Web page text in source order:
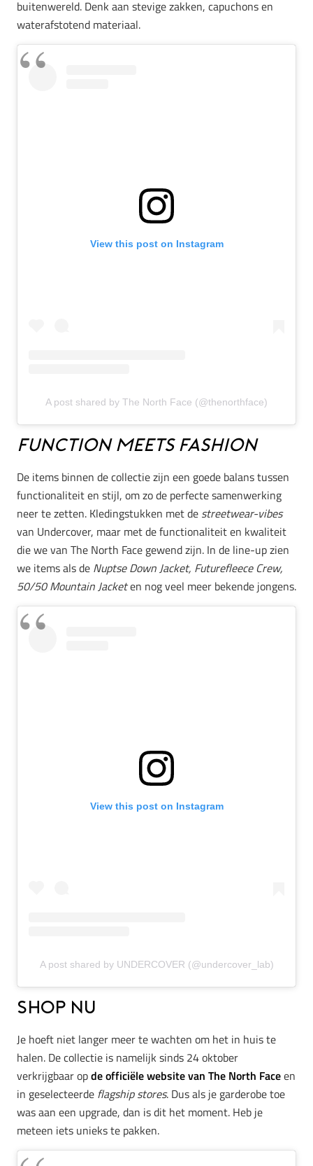
buitenwereld. Denk aan stevige zakken, capuchons en
waterafstotend materiaal.
View this post on Instagram
A post shared by The North Face (@thenorthface)
Function meets fashion
De items binnen de collectie zijn een goede balans tussen
functionaliteit en stijl, om zo de perfecte samenwerking
neer te zetten. Kledingstukken met de streetwear-vibes
van Undercover, maar met de functionaliteit en kwaliteit
die we van The North Face gewend zijn. In de line-up zien
we items als de Nuptse Down Jacket, Futurefleece Crew,
50/50 Mountain Jacketen nog veel meer bekende jongens.
View this post on Instagram
A post shared by UNDERCOVER (@undercover_lab)
Shop nu
Je hoeft niet langer meer te wachten om het in huis te
halen. De collectie is namelijk sinds 24 oktober
verkrijgbaar opde officiële website van The North Faceen
in geselecteerde flagship stores. Dus als je garderobe toe
was aan een upgrade, dan is dit het moment. Heb je
meteen iets unieks te pakken.